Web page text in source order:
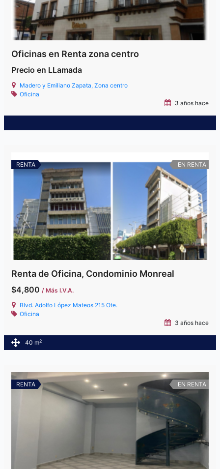
Oficinas en Renta zona centro
Precio en LLamada
Madero y Emiliano Zapata, Zona centro
Oficina
3 años hace
RENTA EN RENTA
Renta de Oficina, Condominio Monreal
$4,800 / Más I.V.A.
Blvd. Adolfo López Mateos 215 Ote.
Oficina
3 años hace
40 m2
RENTA EN RENTA